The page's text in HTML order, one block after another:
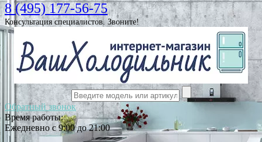
8 (495) 177-56-75
Консультация специалистов. Звоните!
Обратный звонок
Время работы:
Ежедневно с 9:00 до 21:00